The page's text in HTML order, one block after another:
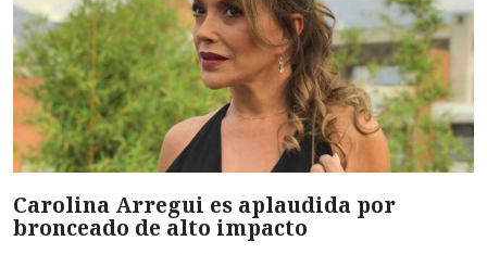
Carolina Arregui es aplaudida por
bronceado de alto impacto